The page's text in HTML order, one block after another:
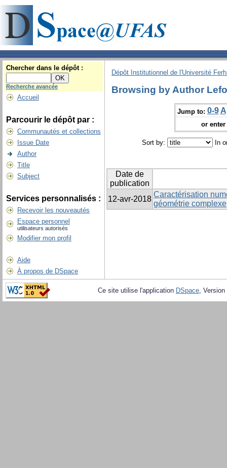
Chercher dans le dépôt :
Recherche avancée
Accueil
Parcourir le dépôt par :
Communautés et collections
Issue Date
Author
Title
Subject
Services personnalisés :
Recevoir les nouveautés
Espace personnel
utilisateurs autorisés
Modifier mon profil
Aide
À propos de DSpace
Dépôt Institutionnel de l'Université
Browsing by Author
Jump to: 0-9 A
or
Sort by: In
Date de
publication
12-avr-2018
Caractérisation
géométrie complexe
Ce site utilise l'application DSpace,